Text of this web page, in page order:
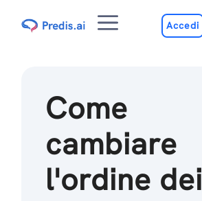
MenuAccedi
Come
cambiare
l'ordine dei